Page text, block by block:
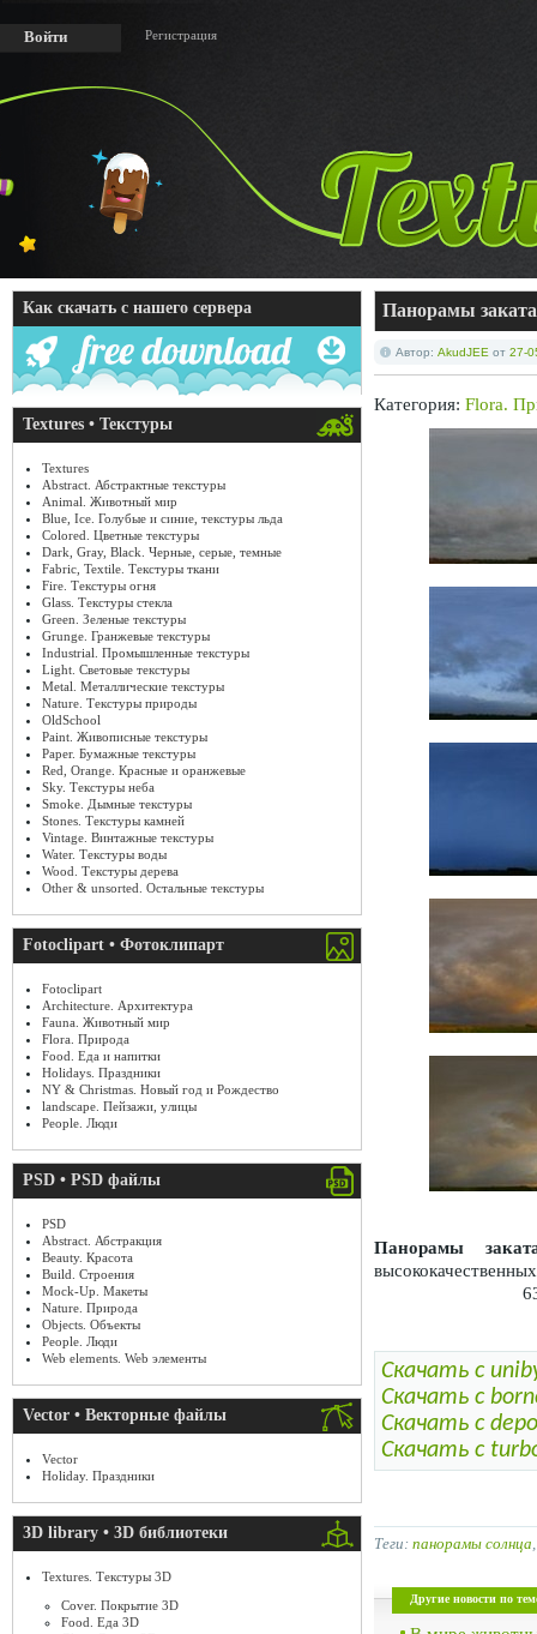
Войти Регистрация
Как скачать с нашего сервера
Textures • Текстуры
Textures
Abstract. Абстрактные текстуры
Animal. Животный мир
Blue, Ice. Голубые и синие, текстуры льда
Colored. Цветные текстуры
Dark, Gray, Black. Черные, серые, темные
Fabric, Textile. Текстуры ткани
Fire. Текстуры огня
Glass. Текстуры стекла
Green. Зеленые текстуры
Grunge. Гранжевые текстуры
Industrial. Промышленные текстуры
Light. Световые текстуры
Metal. Металлические текстуры
Nature. Текстуры природы
OldSchool
Paint. Живописные текстуры
Paper. Бумажные текстуры
Red, Orange. Красные и оранжевые
Sky. Текстуры неба
Smoke. Дымные текстуры
Stones. Текстуры камней
Vintage. Винтажные текстуры
Water. Текстуры воды
Wood. Текстуры дерева
Other & unsorted. Остальные текстуры
Fotoclipart • Фотоклипарт
Fotoclipart
Architecture. Архитектура
Fauna. Животный мир
Flora. Природа
Food. Еда и напитки
Holidays. Праздники
NY & Christmas. Новый год и Рождество
landscape. Пейзажи, улицы
People. Люди
PSD • PSD файлы
PSD
Abstract. Абстракция
Beauty. Красота
Build. Строения
Mock-Up. Макеты
Nature. Природа
Objects. Объекты
People. Люди
Web elements. Web элементы
Vector • Векторные файлы
Vector
Holiday. Праздники
3D library • 3D библиотеки
Textures. Текстуры 3D
Cover. Покрытие 3D
Food. Еда 3D
Панорамы
Автор: AkudJEE от 27-
Категория: Flora.
Панорамы
Скачать с
Скачать с
Скачать с
Скачать с
Теги: панорамы солнца
Другие новости по